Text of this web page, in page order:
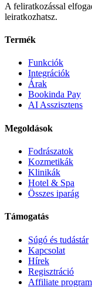
A feliratkozással
leiratkozhatsz.
Termék
Funkciók
Integrációk
Árak
Bookinda Pay
AI Asszisztens
Megoldások
Fodrászatok
Kozmetikák
Klinikák
Hotel & Spa
Összes iparág
Támogatás
Súgó és tudástár
Kapcsolat
Hírek
Regisztráció
Affiliate program